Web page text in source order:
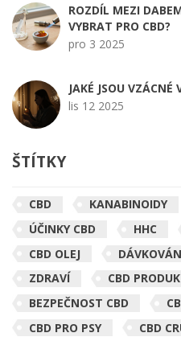
ROZDÍL MEZI
VYBRAT PRO CBD?
pro 3 2025
JAKÉ JSOU VZÁCNÉ
lis 12 2025
ŠTÍTKY
CBD KANABINOIDY
ÚČINKY CBD
HHC
CBD OLEJ
ZDRAVÍ
CBD
BEZPEČNOST CBD
CBD PRO PSY
CBD